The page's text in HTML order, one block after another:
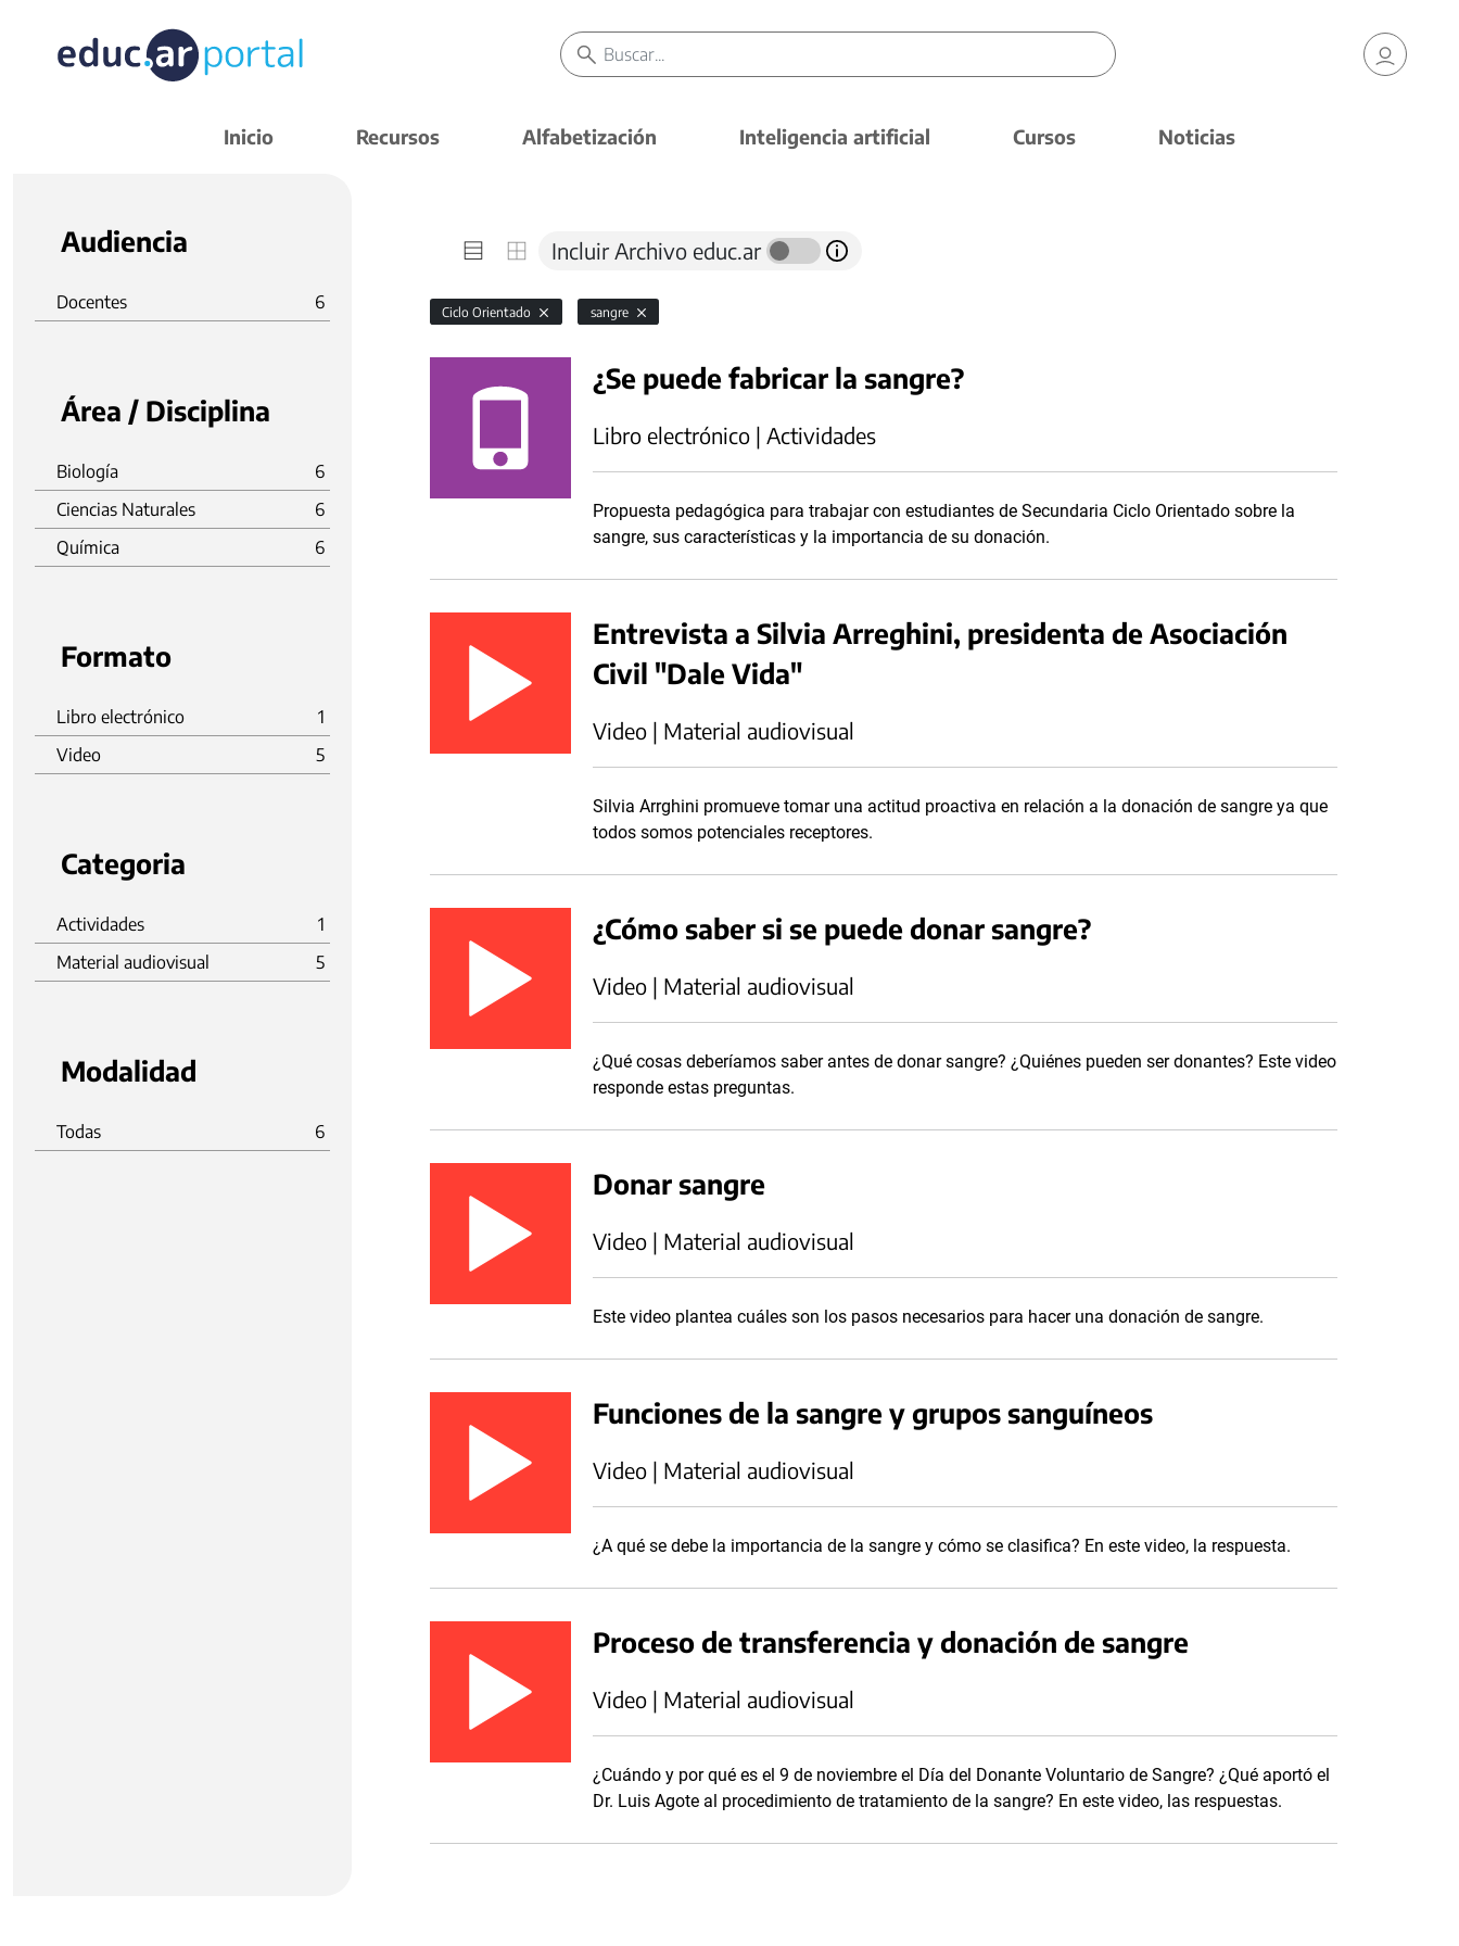
Inicio Recursos Alfabetización Inteligencia artificial Cursos Noticias
Audiencia
Docentes 6
Área / Disciplina
Biología
6
Ciencias Naturales
6
Química
6
Formato
Libro electrónico
1
Video
5
Categoria
Actividades
1
Material audiovisual
5
Modalidad
Todas 6
Incluir Archivo educ.ar
Ciclo Orientado sangre
¿Se puede fabricar la sangre?
Libro electrónico | Actividades
Propuesta pedagógica para trabajar con estudiantes de Secundaria Ciclo Orientado sobre la
sangre, sus características y la importancia de su donación.
Entrevista a Silvia Arreghini, presidenta de Asociación
Civil "Dale Vida"
Video | Material audiovisual
Silvia Arrghini promueve tomar una actitud proactiva en relación a la donación de sangre ya que
todos somos potenciales receptores.
¿Cómo saber si se puede donar sangre?
Video | Material audiovisual
¿Qué cosas deberíamos saber antes de donar sangre? ¿Quiénes pueden ser donantes? Este video
responde estas preguntas.
Donar sangre
Video | Material audiovisual
Este video plantea cuáles son los pasos necesarios para hacer una donación de sangre.
Funciones de la sangre y grupos sanguíneos
Video | Material audiovisual
¿A qué se debe la importancia de la sangre y cómo se clasifica? En este video, la respuesta.
Proceso de transferencia y donación de sangre
Video | Material audiovisual
¿Cuándo y por qué es el 9 de noviembre el Día del Donante Voluntario de Sangre? ¿Qué aportó el
Dr. Luis Agote al procedimiento de tratamiento de la sangre? En este video, las respuestas.